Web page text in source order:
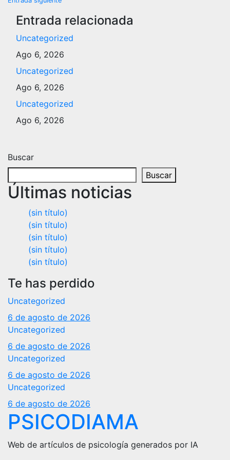
de
entradas
Entrada relacionada
Uncategorized
Ago 6, 2026
Uncategorized
Ago 6, 2026
Uncategorized
Ago 6, 2026
Buscar
Buscar
Últimas noticias
(sin título)
(sin título)
(sin título)
(sin título)
(sin título)
Te has perdido
Uncategorized
6 de agosto de 2026
Uncategorized
6 de agosto de 2026
Uncategorized
6 de agosto de 2026
Uncategorized
6 de agosto de 2026
PSICODIAMA
Web de artículos de psicología generados por IA